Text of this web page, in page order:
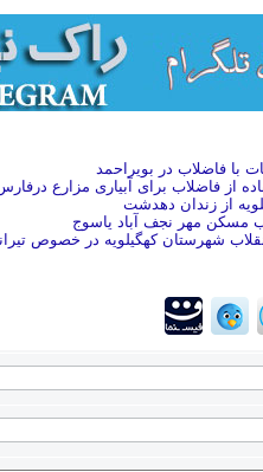
با فاضلاب در بویراحمد
از فاضلاب برای آبیاری مزارع
از زندان دهدشت
مسکن مهر نجف آباد یاسوج
شهرستان کهگیلویه در خصوص